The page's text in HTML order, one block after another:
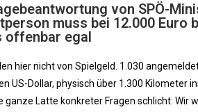
von SPÖ-
muss bei 12.000 Euro
offenbar egal
hier nicht von Spielgeld. 1.030
US-Dollar, physisch über 1.300
ganze Latte konkreter Fragen schlicht: Wir